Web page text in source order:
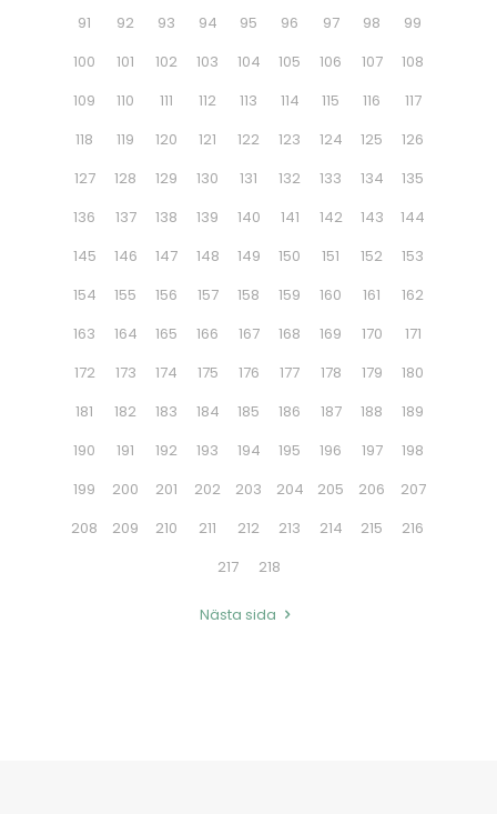
91
92 93 94 95 96 97 98
99
100
101 102 103 104 105 106 107
108
109
110 111 112 113 114 115 116
117
118
119 120 121 122 123 124 125
126
127
128 129 130 131 132 133 134
135
136
137 138 139 140 141 142 143
144
145
146 147 148 149 150 151 152
153
154
155 156 157 158 159 160 161
162
163
164 165 166 167 168 169 170
171
172
173 174 175 176 177 178 179
180
181
182 183 184 185 186 187 188
189
190
191 192 193 194 195 196 197
198
199
200 201 202 203 204 205 206
207
208
209 210 211 212 213 214 215
216
217
218
Nästa sida